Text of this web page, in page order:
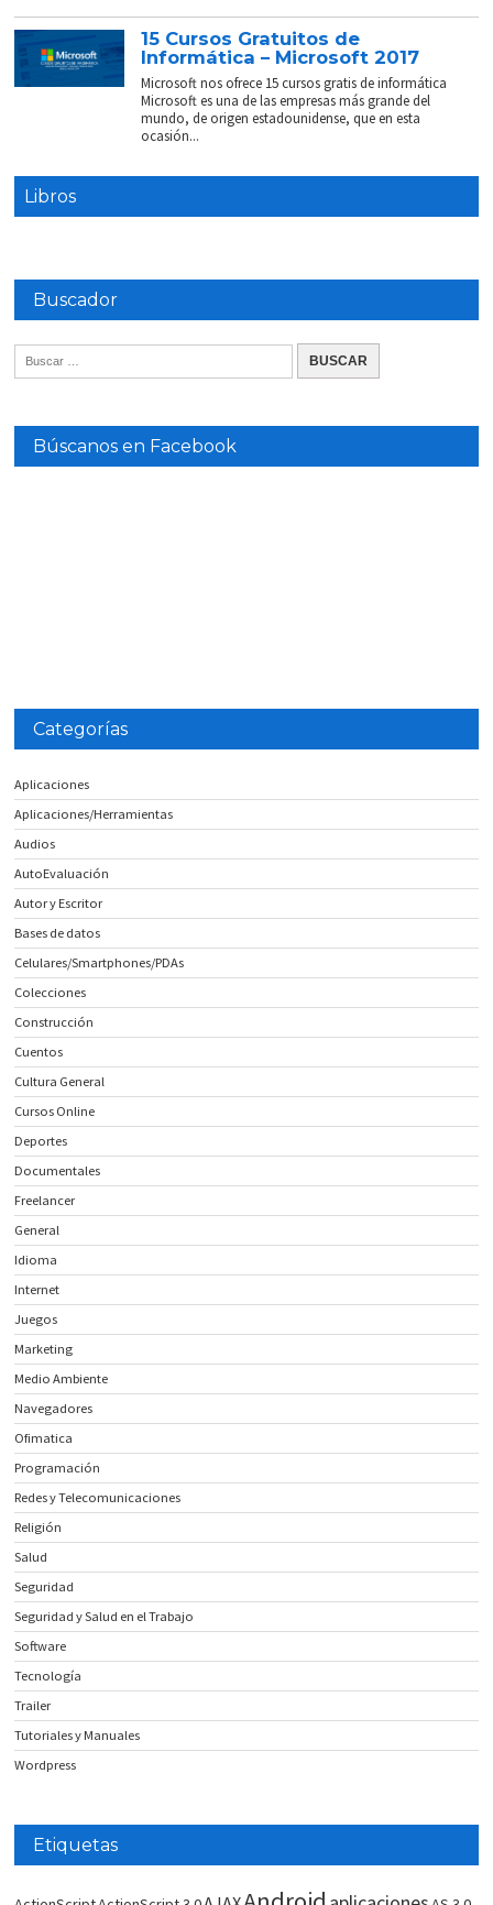
15 Cursos Gratuitos de
Informática – Microsoft 2017
Microsoft nos ofrece 15 cursos gratis de informática
Microsoft es una de las empresas más grande del
mundo, de origen estadounidense, que en esta
ocasión...
Libros
Buscador
Búscanos en Facebook
Categorías
Aplicaciones
Aplicaciones/Herramientas
Audios
AutoEvaluación
Autor y Escritor
Bases de datos
Celulares/Smartphones/PDAs
Colecciones
Construcción
Cuentos
Cultura General
Cursos Online
Deportes
Documentales
Freelancer
General
Idioma
Internet
Juegos
Marketing
Medio Ambiente
Navegadores
Ofimatica
Programación
Redes y Telecomunicaciones
Religión
Salud
Seguridad
Seguridad y Salud en el Trabajo
Software
Tecnología
Trailer
Tutoriales y Manuales
Wordpress
Etiquetas